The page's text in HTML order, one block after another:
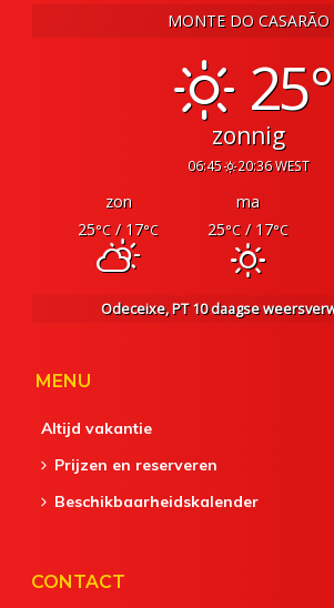
MONTE DO CASARÃO
25°
zonnig
06:45 20:36 WEST
zon ma
25°C/ 17°C 25°C/ 17°C
Odeceixe, PT10 daagse
MENU
Altijd vakantie
Prijzen en reserveren
Beschikbaarheidskalender
CONTACT